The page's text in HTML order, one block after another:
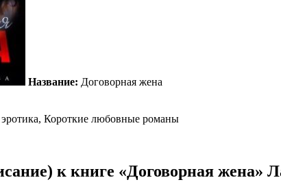
Название: Договорная жена
эротика, Короткие любовные романы
к книге «Договорная жена»